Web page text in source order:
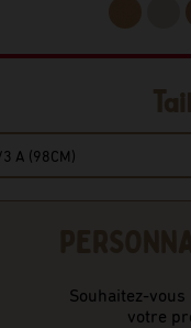
Souhaitez-
votre